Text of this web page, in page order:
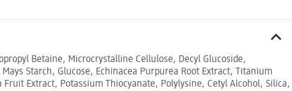
Betaine, Microcrystalline Cellulose, Decyl Glucoside,
Starch, Glucose, Echinacea Purpurea Root Extract, Titanium
Extract, Potassium Thiocyanate, Polylysine, Cetyl Alcohol, Silica,